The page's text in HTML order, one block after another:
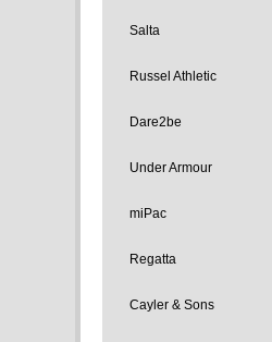
Salta
Russel Athletic
Dare2be
Under Armour
miPac
Regatta
Cayler & Sons